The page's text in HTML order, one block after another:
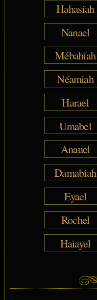
Hahasiah
Nanael
Mébahiah
Néamiah
Harael
Umabel
Anauel
Damabiah
Eyael
Rochel
Haiayel